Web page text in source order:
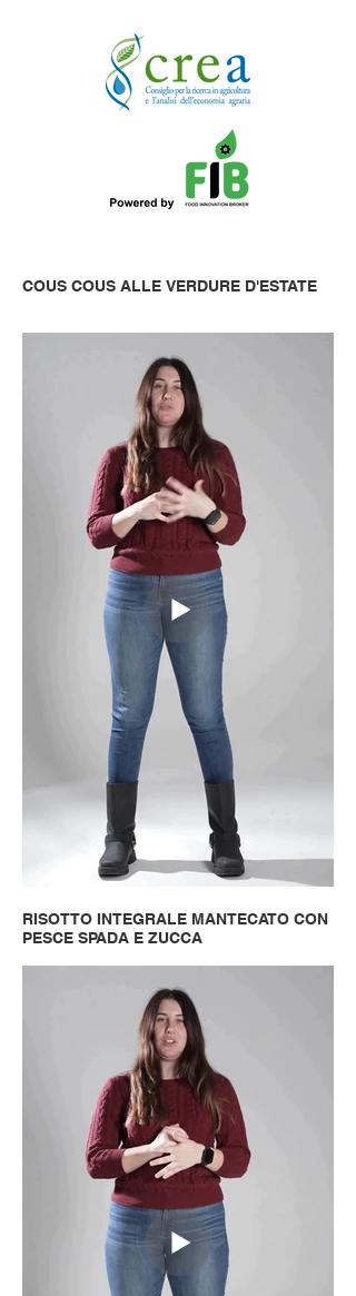
COUS COUS ALLE VERDURE D'ESTATE
RISOTTO INTEGRALE MANTECATO CON
PESCE SPADA E ZUCCA